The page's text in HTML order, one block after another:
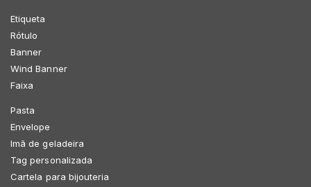
Etiqueta
Rótulo
Banner
Wind Banner
Faixa
Pasta
Envelope
Imã de geladeira
Tag personalizada
Cartela para bijouteria